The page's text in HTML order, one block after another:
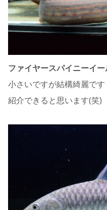
ファイヤースパイニーイ
小さいですが結構綺麗で
紹介できると思います(笑)